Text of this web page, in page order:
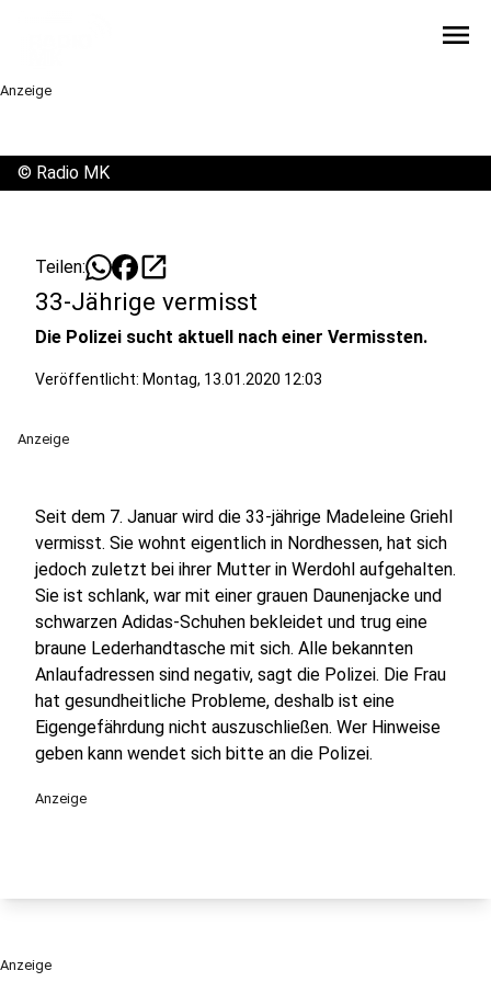
menu
Anzeige
© Radio MK
Teilen: open_in_new
33-Jährige vermisst
Die Polizei sucht aktuell nach einer Vermissten.
Veröffentlicht: Montag, 13.01.2020 12:03
Anzeige
Seit dem 7. Januar wird die 33-jährige Madeleine Griehl
vermisst. Sie wohnt eigentlich in Nordhessen, hat sich
jedoch zuletzt bei ihrer Mutter in Werdohl aufgehalten.
Sie ist schlank, war mit einer grauen Daunenjacke und
schwarzen Adidas-Schuhen bekleidet und trug eine
braune Lederhandtasche mit sich. Alle bekannten
Anlaufadressen sind negativ, sagt die Polizei. Die Frau
hat gesundheitliche Probleme, deshalb ist eine
Eigengefährdung nicht auszuschließen. Wer Hinweise
geben kann wendet sich bitte an die Polizei.
Anzeige
Anzeige